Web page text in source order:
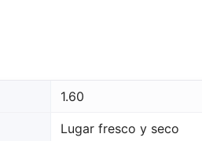
1.60
Lugar fresco y seco